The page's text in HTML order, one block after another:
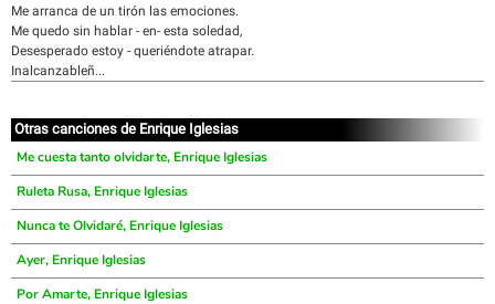
Me arranca de un tirón las emociones.
Me quedo sin hablar - en- esta soledad,
Desesperado estoy - queriéndote atrapar.
Inalcanzableñ...
Otras canciones de Enrique Iglesias
Me cuesta tanto olvidarte, Enrique Iglesias
Ruleta Rusa, Enrique Iglesias
Nunca te Olvidaré, Enrique Iglesias
Ayer, Enrique Iglesias
Por Amarte, Enrique Iglesias